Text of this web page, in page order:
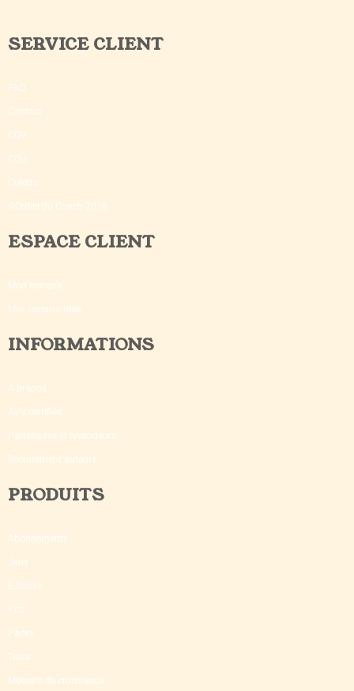
SERVICE CLIENT
FAQ
Contact
CGV
CGU
Crédits
©Outils du Coach 2018
ESPACE CLIENT
Mon compte
Mes commandes
INFORMATIONS
A propos
Avis certifiés
Partenaires et revendeurs
Recrutement auteurs
PRODUITS
Abonnements
Jeux
E-books
Kits
Packs
Tests
Moteurs de croissance